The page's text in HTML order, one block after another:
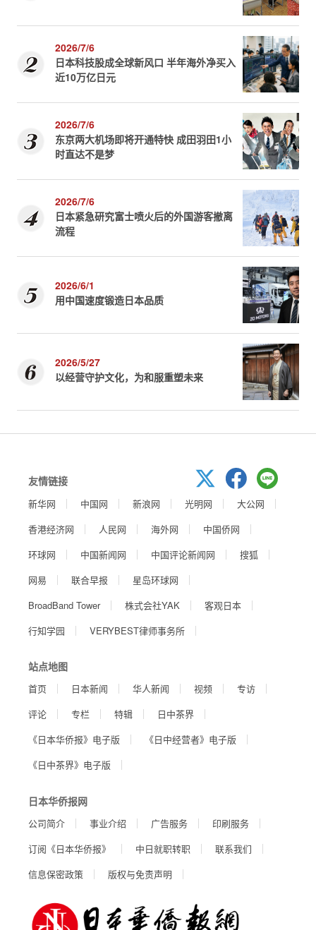
2026/7/6
日本科技股成全球新风口 半年海外净买入
近10万亿日元
2026/7/6
东京两大机场即将开通特快 成田羽田1小
时直达不是梦
2026/7/6
日本紧急研究富士喷火后的外国游客撤离
流程
2026/6/1
用中国速度锻造日本品质
2026/5/27
以经营守护文化，为和服重塑未来
友情链接
新华网 中国网 新浪网 光明网
大公网
香港经济网
人民网 海外网
中国侨网
环球网
中国新闻网 中国评论新闻网
搜狐
网易
联合早报
星岛环球网
BroadBand Tower
株式会社YAK
客观日本
行知学园
VERYBEST律师事务所
站点地图
首页 日本新闻 华人新闻 视频
专访
评论
专栏 特辑
日中茶界
《日本华侨报》电子版
《日中经营者》电子版
《日中茶界》电子版
日本华侨报网
公司简介 事业介绍 广告服务
印刷服务
订阅《日本华侨报》
中日就职转职
联系我们
信息保密政策
版权与免责声明